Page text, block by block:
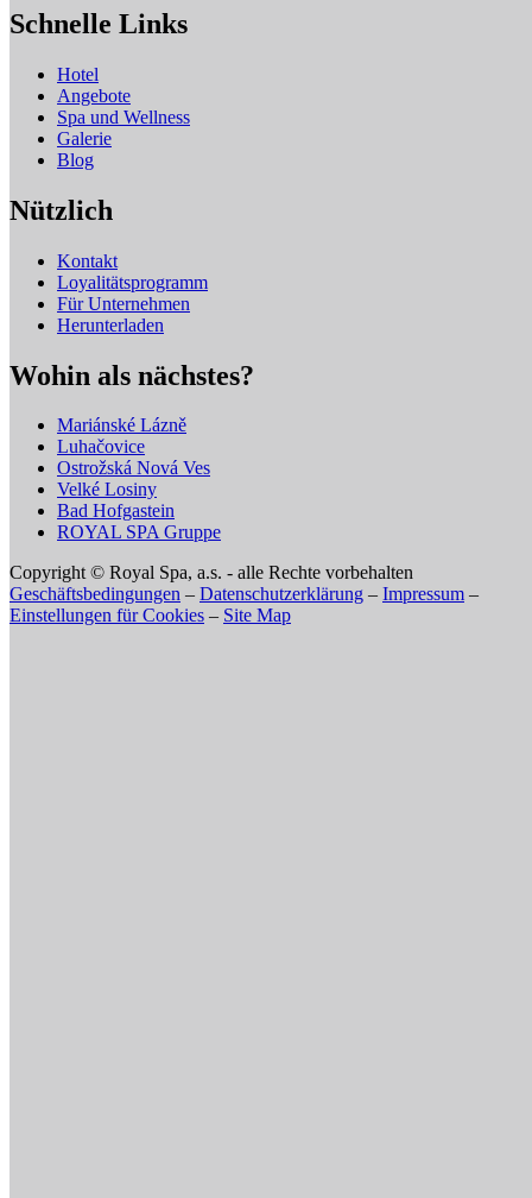
Schnelle Links
Hotel
Angebote
Spa und Wellness
Galerie
Blog
Nützlich
Kontakt
Loyalitätsprogramm
Für Unternehmen
Herunterladen
Wohin als nächstes?
Mariánské Lázně
Luhačovice
Ostrožská Nová Ves
Velké Losiny
Bad Hofgastein
ROYAL SPA Gruppe
Copyright © Royal Spa, a.s. - alle Rechte vorbehalten
Geschäftsbedingungen – Datenschutzerklärung – Impressum –
Einstellungen für Cookies – Site Map